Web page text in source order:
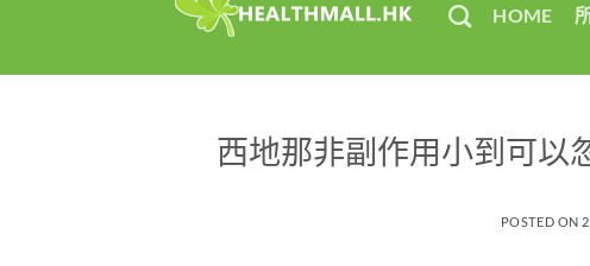
HOME
西地那非副作用小到可以
POSTED ON